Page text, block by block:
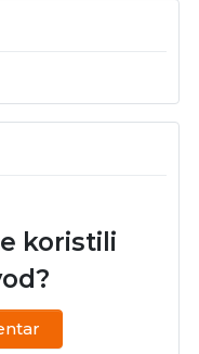
koristili